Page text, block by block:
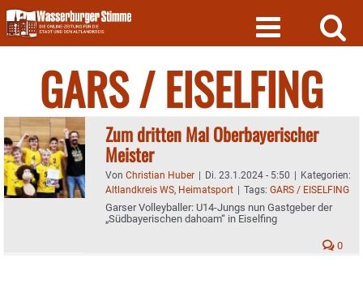
Skip
to
content
GARS / EISELFING
Zum dritten Mal Oberbayerischer
Meister
Von Christian Huber | Di. 23.1.2024 - 5:50 | Kategorien:
Altlandkreis WS, Heimatsport | Tags: GARS / EISELFING
Garser Volleyballer: U14-Jungs nun Gastgeber der
„Südbayerischen dahoam“ in Eiselfing
0